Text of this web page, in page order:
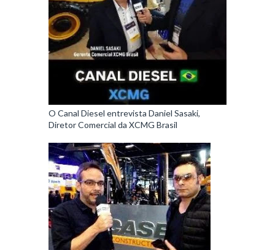
O Canal Diesel entrevista Daniel Sasaki,
Diretor Comercial da XCMG Brasil